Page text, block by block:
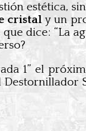
estética,
cristal y un
dice: “La
1” el
Destornillador